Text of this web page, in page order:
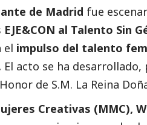
de Madrid fue
al Talento Sin
el impulso del talento
El acto se ha
de S.M. La Reina
Creativas (MMC),